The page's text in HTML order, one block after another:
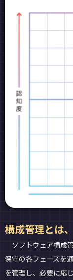
構成管理とは、
ソフトウェア構成
保守の各フェーズを
を管理し、必要に応